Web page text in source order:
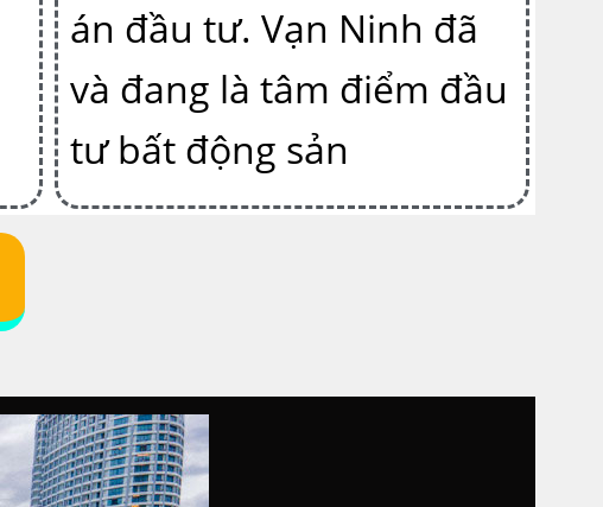
án đầu tư. Vạn Ninh đã
và đang là tâm điểm đầu
tư bất động sản